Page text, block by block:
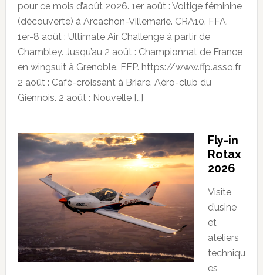
pour ce mois d’août 2026. 1er août : Voltige féminine
(découverte) à Arcachon-Villemarie. CRA10. FFA.
1er-8 août : Ultimate Air Challenge à partir de
Chambley. Jusqu’au 2 août : Championnat de France
en wingsuit à Grenoble. FFP. https://www.ffp.asso.fr
2 août : Café-croissant à Briare. Aéro-club du
Giennois. 2 août : Nouvelle […]
Fly-in
Rotax
2026
Visite
d’usine
et
ateliers
techniqu
es